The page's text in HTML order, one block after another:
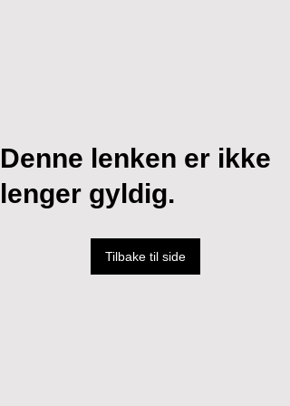
Denne lenken er ikke
lenger gyldig.
Tilbake til side